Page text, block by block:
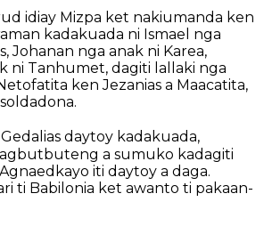
idiay Mizpa ket nakiumanda ken
kadakuada ni Ismael nga
Johanan nga anak ni Karea,
ni Tanhumet, dagiti lallaki nga
ken Jezanias a Maacatita,
daytoy kadakuada,
agbutbuteng a sumuko kadagiti
iti daytoy a daga.
ti Babilonia ket awanto ti pakaan-